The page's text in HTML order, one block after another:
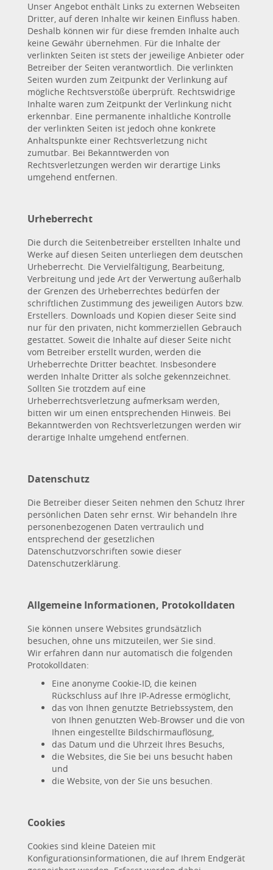
Unser Angebot enthält Links zu externen Webseiten
Dritter, auf deren Inhalte wir keinen Einfluss haben.
Deshalb können wir für diese fremden Inhalte auch
keine Gewähr übernehmen. Für die Inhalte der
verlinkten Seiten ist stets der jeweilige Anbieter oder
Betreiber der Seiten verantwortlich. Die verlinkten
Seiten wurden zum Zeitpunkt der Verlinkung auf
mögliche Rechtsverstöße überprüft. Rechtswidrige
Inhalte waren zum Zeitpunkt der Verlinkung nicht
erkennbar. Eine permanente inhaltliche Kontrolle
der verlinkten Seiten ist jedoch ohne konkrete
Anhaltspunkte einer Rechtsverletzung nicht
zumutbar. Bei Bekanntwerden von
Rechtsverletzungen werden wir derartige Links
umgehend entfernen.
Urheberrecht
Die durch die Seitenbetreiber erstellten Inhalte und
Werke auf diesen Seiten unterliegen dem deutschen
Urheberrecht. Die Vervielfältigung, Bearbeitung,
Verbreitung und jede Art der Verwertung außerhalb
der Grenzen des Urheberrechtes bedürfen der
schriftlichen Zustimmung des jeweiligen Autors bzw.
Erstellers. Downloads und Kopien dieser Seite sind
nur für den privaten, nicht kommerziellen Gebrauch
gestattet. Soweit die Inhalte auf dieser Seite nicht
vom Betreiber erstellt wurden, werden die
Urheberrechte Dritter beachtet. Insbesondere
werden Inhalte Dritter als solche gekennzeichnet.
Sollten Sie trotzdem auf eine
Urheberrechtsverletzung aufmerksam werden,
bitten wir um einen entsprechenden Hinweis. Bei
Bekanntwerden von Rechtsverletzungen werden wir
derartige Inhalte umgehend entfernen.
Datenschutz
Die Betreiber dieser Seiten nehmen den Schutz Ihrer
persönlichen Daten sehr ernst. Wir behandeln Ihre
personenbezogenen Daten vertraulich und
entsprechend der gesetzlichen
Datenschutzvorschriften sowie dieser
Datenschutzerklärung.
Allgemeine Informationen, Protokolldaten
Sie können unsere Websites grundsätzlich
besuchen, ohne uns mitzuteilen, wer Sie sind.
Wir erfahren dann nur automatisch die folgenden
Protokolldaten:
Eine anonyme Cookie-ID, die keinen
Rückschluss auf Ihre IP-Adresse ermöglicht,
das von Ihnen genutzte Betriebssystem, den
von Ihnen genutzten Web-Browser und die von
Ihnen eingestellte Bildschirmauflösung,
das Datum und die Uhrzeit Ihres Besuchs,
die Websites, die Sie bei uns besucht haben
und
die Website, von der Sie uns besuchen.
Cookies
Cookies sind kleine Dateien mit
Konfigurationsinformationen, die auf Ihrem Endgerät